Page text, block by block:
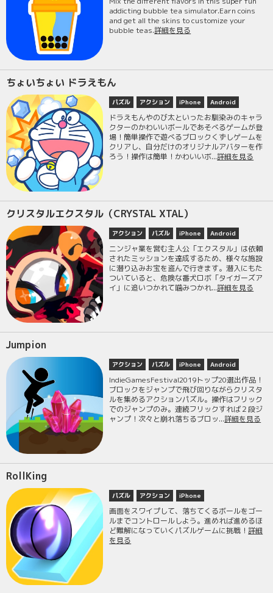
addicting bubble tea simulator.Earn coins
and get all the skins to customize your
bubble teas.詳細を見る
ちょいちょい ドラえもん
パズル アクション iPhone Android
ドラえもんやのび太といったお馴染みのキャラ
クターのかわいいボールであそべるゲームが登
場！簡単操作で遊べるブロックくずしゲームを
クリアし、自分だけのオリジナルアバターを作
ろう！操作は簡単！かわいいボ...詳細を見る
クリスタルエクスタル（CRYSTAL XTAL）
アクション パズル iPhone Android
ニンジャ業を営む主人公「エクスタル」は依頼
されたミッションを達成するため、様々な施設
に潜り込みお宝を盗んで行きます。潜入にもた
ついていると、危険な番犬ロボ「タイガーズア
イ」に追いつかれて噛みつかれ...詳細を見る
Jumpion
アクション パズル iPhone Android
IndieGamesFestival2019トップ20選出作品！
ブロックをジャンプで飛び回りながらクリスタ
ルを集めるアクションパズル。操作はフリック
でのジャンプのみ。連続フリックすれば２段ジ
ャンプ！次々と崩れ落ちるブロッ...詳細を見る
RollKing
パズル アクション iPhone
画面をスワイプして、落ちてくるボールをゴー
ルまでコントロールしよう。進めれば進めるほ
ど難解になっていくパズルゲームに挑戦！詳細
を見る